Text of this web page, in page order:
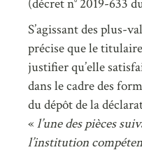
(décret n° 2019-633
S’agissant des plus-
précise que le
justifier qu’elle
dans le cadre des
du dépôt de la
«l’une des pièces
l’institution